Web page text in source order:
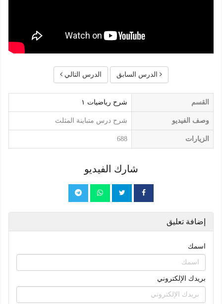
الدرس السابق الدرس التالي
القسم شرح رياضيات ١
وصف الفيديو شرح درس متباينة المثلث
الزيارات 688
شارك الفيديو
إضافة تعليق
اسمك
بريدك الإلكتروني